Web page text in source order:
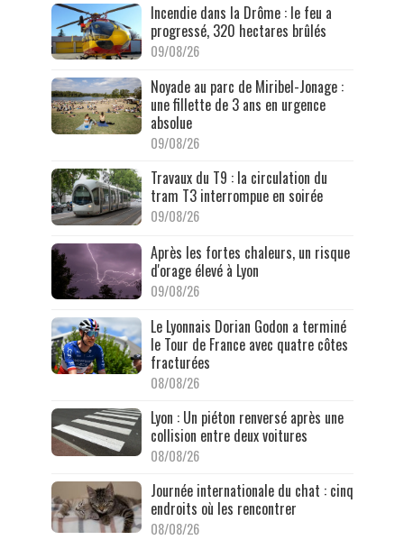
Incendie dans la Drôme : le feu a
progressé, 320 hectares brûlés
09/08/26
Noyade au parc de Miribel-Jonage :
une fillette de 3 ans en urgence
absolue
09/08/26
Travaux du T9 : la circulation du
tram T3 interrompue en soirée
09/08/26
Après les fortes chaleurs, un risque
d'orage élevé à Lyon
09/08/26
Le Lyonnais Dorian Godon a terminé
le Tour de France avec quatre côtes
fracturées
08/08/26
Lyon : Un piéton renversé après une
collision entre deux voitures
08/08/26
Journée internationale du chat : cinq
endroits où les rencontrer
08/08/26